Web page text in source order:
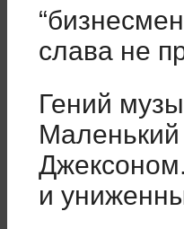
слава не
Гений
и